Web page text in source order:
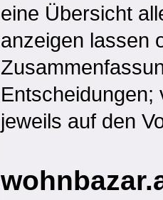
eine Übersicht
anzeigen lassen
Entscheidungen;
jeweils auf den